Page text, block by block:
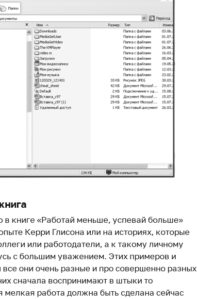
в книге «Работай меньше, успевай больше»
Керри Глисона или на историях, которые
или работодатели, а к такому личному
с большим уважением. Этих примеров и
все они очень разные и про совершенно разных
сначала воспринимают в штыки то
мелкая работа должна быть сделана сейчас